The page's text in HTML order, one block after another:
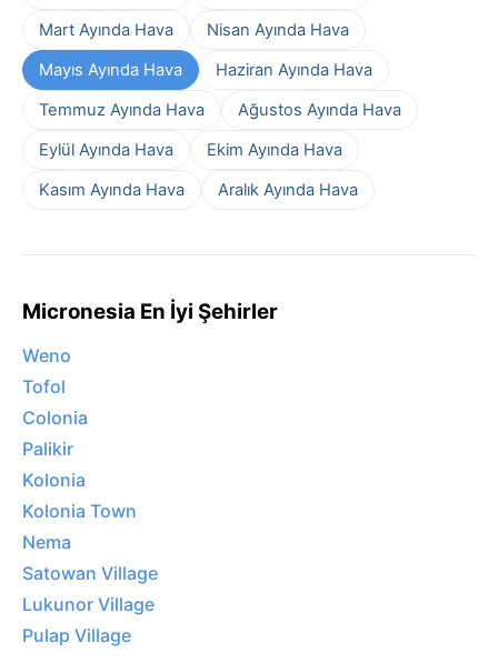
Mart Ayında Hava
Nisan Ayında Hava
Mayıs Ayında Hava
Haziran Ayında Hava
Temmuz Ayında Hava
Ağustos Ayında Hava
Eylül Ayında Hava
Ekim Ayında Hava
Kasım Ayında Hava
Aralık Ayında Hava
Micronesia En İyi Şehirler
Weno
Tofol
Colonia
Palikir
Kolonia
Kolonia Town
Nema
Satowan Village
Lukunor Village
Pulap Village